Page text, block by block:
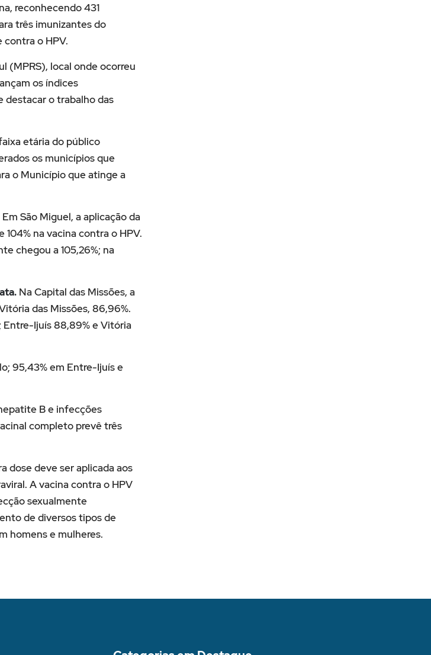
reconhecendo 431
três imunizantes do
o HPV.
(MPRS), local onde ocorreu
os índices
destacar o trabalho das
etária do público
os municípios que
o Município que atinge a
Em São Miguel, a aplicação da
104% na vacina contra o HPV.
chegou a 105,26%; na
Na Capital das Missões, a
das Missões, 86,96%.
Entre-Ijuís 88,89% e Vitória
95,43% em Entre-Ijuís e
B e infecções
completo prevê três
dose deve ser aplicada aos
A vacina contra o HPV
sexualmente
de diversos tipos de
homens e mulheres.